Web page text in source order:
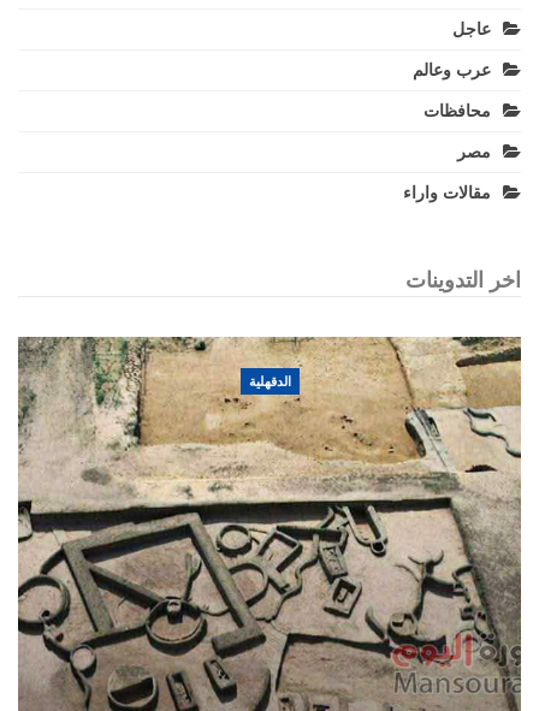
عاجل
عرب وعالم
محافظات
مصر
مقالات واراء
اخر التدوينات
الدقهلية